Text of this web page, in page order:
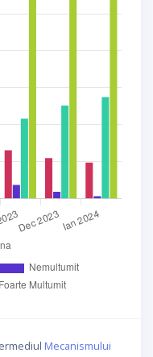
Mecanismului